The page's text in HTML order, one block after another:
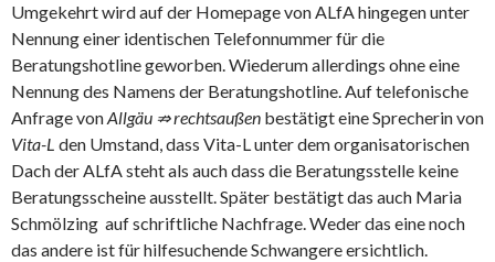
Umgekehrt wird auf der Homepage von ALfA hingegen unter
Nennung einer identischen Telefonnummer für die
Beratungshotline geworben. Wiederum allerdings ohne eine
Nennung des Namens der Beratungshotline. Auf telefonische
Anfrage vonAllgäu ⇏ rechtsaußen bestätigt eine Sprecherin von
Vita-L den Umstand, dass Vita-L unter dem organisatorischen
Dach der ALfA steht als auch dass die Beratungsstelle keine
Beratungsscheine ausstellt. Später bestätigt das auch Maria
Schmölzing auf schriftliche Nachfrage. Weder das eine noch
das andere ist für hilfesuchende Schwangere ersichtlich.